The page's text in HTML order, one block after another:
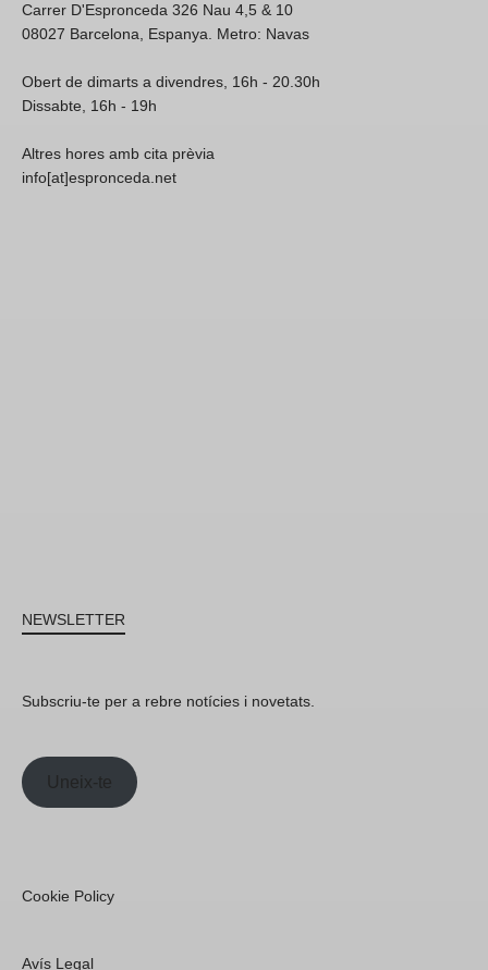
Carrer D'Espronceda 326 Nau 4,5 & 10
08027 Barcelona, Espanya. Metro: Navas
Obert de dimarts a divendres, 16h - 20.30h
Dissabte, 16h - 19h
Altres hores amb cita prèvia
info[at]espronceda.net
NEWSLETTER
Subscriu-te per a rebre notícies i novetats.
Uneix-te
Cookie Policy
Avís Legal